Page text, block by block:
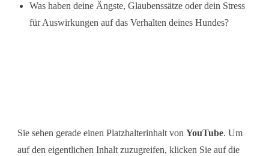
Was haben deine Ängste, Glaubenssätze oder dein Stress
für Auswirkungen auf das Verhalten deines Hundes?
Sie sehen gerade einen Platzhalterinhalt von YouTube. Um
auf den eigentlichen Inhalt zuzugreifen, klicken Sie auf die